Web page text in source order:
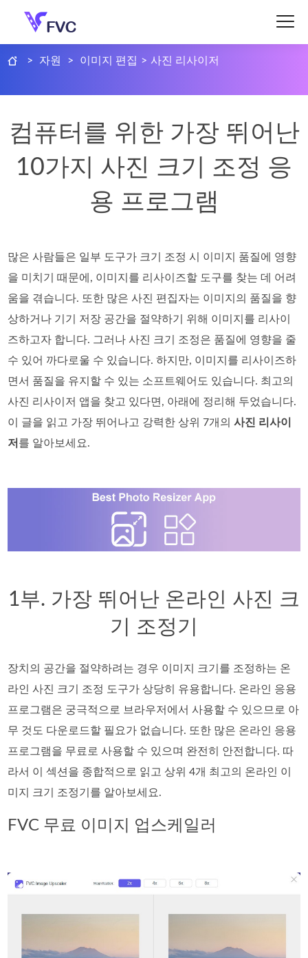
> 자원 > 이미지 편집 > 사진 리사이저
컴퓨터를 위한 가장 뛰어난
10가지 사진 크기 조정 응
용 프로그램
많은 사람들은 일부 도구가 크기 조정 시 이미지 품질에 영향
을 미치기 때문에, 이미지를 리사이즈할 도구를 찾는 데 어려
움을 겪습니다. 또한 많은 사진 편집자는 이미지의 품질을 향
상하거나 기기 저장 공간을 절약하기 위해 이미지를 리사이
즈하고자 합니다. 그러나 사진 크기 조정은 품질에 영향을 줄
수 있어 까다로울 수 있습니다. 하지만, 이미지를 리사이즈하
면서 품질을 유지할 수 있는 소프트웨어도 있습니다. 최고의
사진 리사이저 앱을 찾고 있다면, 아래에 정리해 두었습니다.
이 글을 읽고 가장 뛰어나고 강력한 상위 7개의사진 리사이
저 를 알아보세요.
1부. 가장 뛰어난 온라인 사진 크
기 조정기
장치의 공간을 절약하려는 경우 이미지 크기를 조정하는 온
라인 사진 크기 조정 도구가 상당히 유용합니다. 온라인 응용
프로그램은 궁극적으로 브라우저에서 사용할 수 있으므로 아
무 것도 다운로드할 필요가 없습니다. 또한 많은 온라인 응용
프로그램을 무료로 사용할 수 있으며 완전히 안전합니다. 따
라서 이 섹션을 종합적으로 읽고 상위 4개 최고의 온라인 이
미지 크기 조정기를 알아보세요.
FVC 무료 이미지 업스케일러